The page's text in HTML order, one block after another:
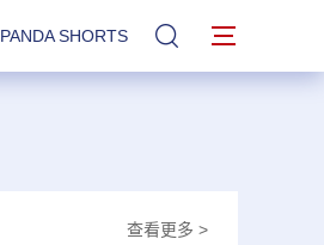
PANDA SHORTS 站内搜索
查看更多 >